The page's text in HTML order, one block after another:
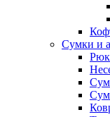
Сумки и